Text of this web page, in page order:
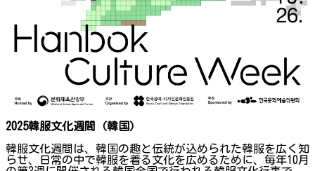
2025韓服文化週間（韓国）
韓服文化週間は、韓国の趣と伝統が込められた韓服を広く知
らせ、日常の中で韓服を着る文化を広めるために、毎年10月